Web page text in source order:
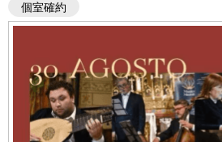
個室確約